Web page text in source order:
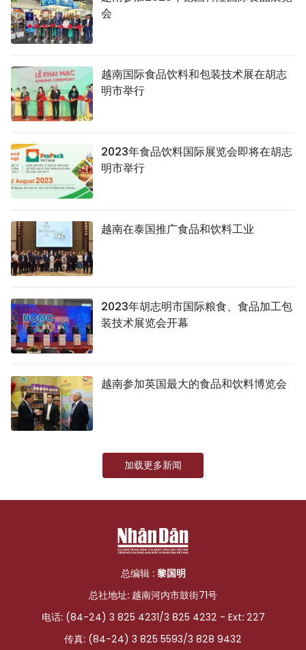
会
越南国际食品饮料和包装技术展在胡志
明市举行
2023年食品饮料国际展览会即将在胡志
明市举行
越南在泰国推广食品和饮料工业
2023年胡志明市国际粮食、食品加工包
装技术展览会开幕
越南参加英国最大的食品和饮料博览会
加载更多新闻
总编辑 : 黎国明
总社地址: 越南河内市鼓街71号
电话: (84-24) 3 825 4231/3 825 4232 - Ext: 227
传真: (84-24) 3 825 5593/3 828 9432